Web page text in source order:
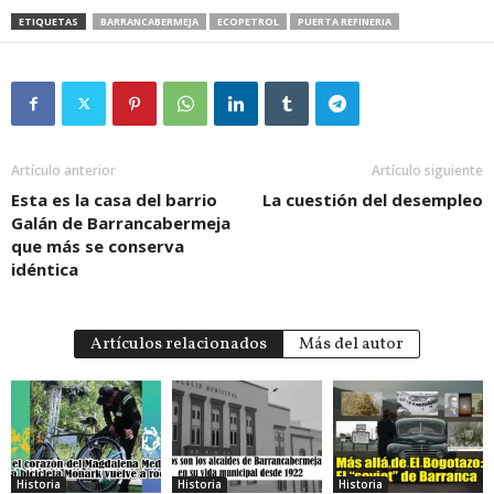
ETIQUETAS BARRANCABERMEJA ECOPETROL PUERTA REFINERIA
Artículo anterior
Esta es la casa del barrio
Galán de Barrancabermeja
que más se conserva
idéntica
Artículo siguiente
La cuestión del desempleo
Artículos relacionados Más del autor
Historia Historia Historia